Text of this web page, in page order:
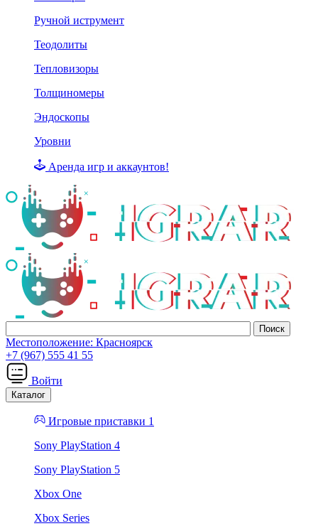
Ручной иструмент
Теодолиты
Тепловизоры
Толщиномеры
Эндоскопы
Уровни
Аренда игр и аккаунтов!
Местоположение: Красноярск
+7 (967) 555 41 55
Войти
Каталог
Игровые приставки 1
Sony PlayStation 4
Sony PlayStation 5
Xbox One
Xbox Series